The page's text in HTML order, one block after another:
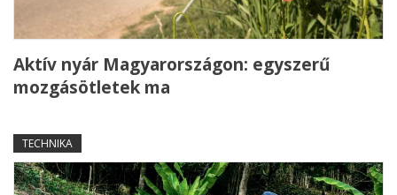
Aktív nyár Magyarországon: egyszerű
mozgásötletek ma
TECHNIKA